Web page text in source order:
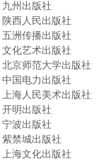
九州出版社
陕西人民出版社
五洲传播出版社
文化艺术出版社
北京师范大学出版社
中国电力出版社
上海人民美术出版社
开明出版社
宁波出版社
紫禁城出版社
上海文化出版社